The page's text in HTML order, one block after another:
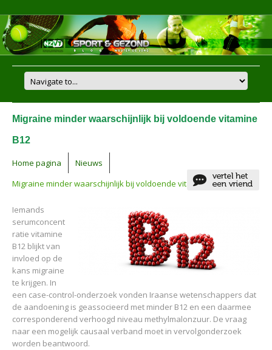
Migraine minder waarschijnlijk bij voldoende vitamine
B12
Home pagina
Nieuws
Migraine minder waarschijnlijk bij voldoende vitamine B12
Iemands
serumconcent
ratie vitamine
B12 blijkt van
invloed op de
kans migraine
te krijgen. In
een case-control-onderzoek vonden Iraanse wetenschappers dat
de aandoening is geassocieerd met minder B12 en een daarmee
corresponderend verhoogd niveau methylmalonzuur. De vraag
naar een mogelijk causaal verband moet in vervolgonderzoek
worden beantwoord.